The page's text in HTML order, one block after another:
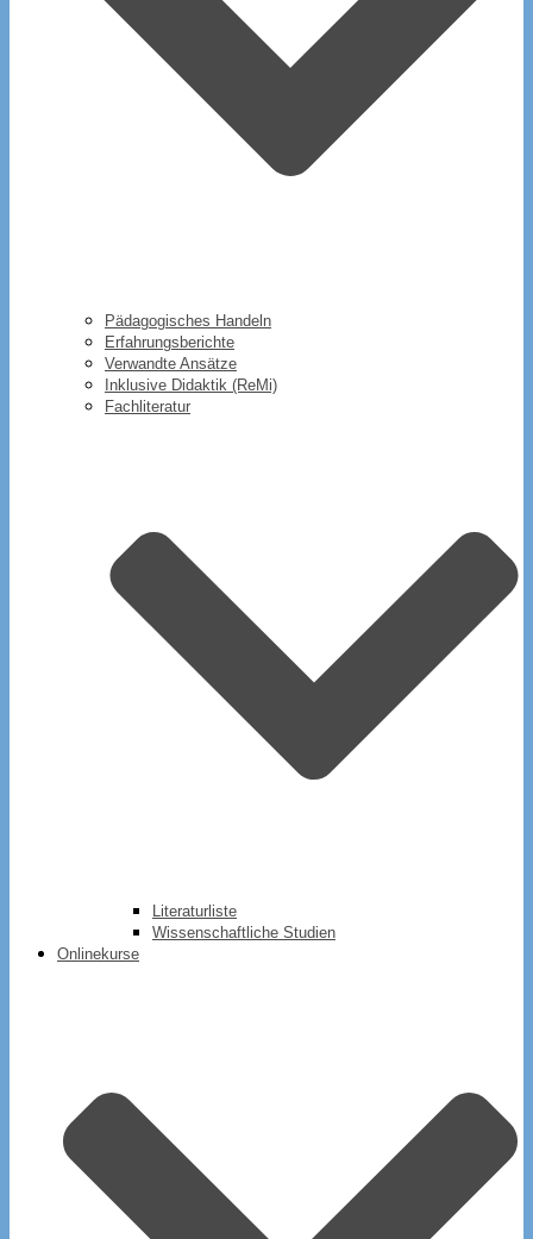
Pädagogisches Handeln
Erfahrungsberichte
Verwandte Ansätze
Inklusive Didaktik (ReMi)
Fachliteratur
Literaturliste
Wissenschaftliche Studien
Onlinekurse